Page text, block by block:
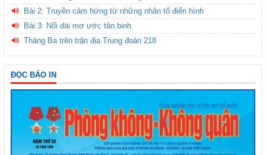
Bài 2: Truyền cảm hứng từ những nhân tố điển hình
Bài 3: Nối dài mơ ước tân binh
Tháng Ba trên trận địa Trung đoàn 218
ĐỌC BÁO IN